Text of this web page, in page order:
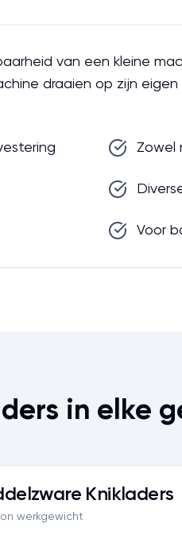
van een kleine
draaien op zijn
Zowel
Voor
in elke
Knikladers
werkgewicht